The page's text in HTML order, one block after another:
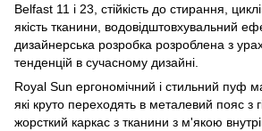
Belfast 11 і 23, стійкість до стирання,
якість тканини, водовідштовхувальний
дизайнерська розробка розроблена з
тенденцій в сучасному дизайні.
Royal Sun ергономічний і стильний пуф
які круто переходять в металевий пояс з
жорсткий каркас з тканини з м'якою